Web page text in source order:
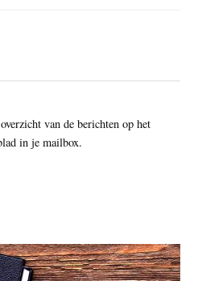
van de berichten op het
in je mailbox.